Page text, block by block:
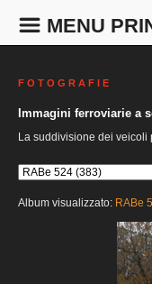
MENU
F O T O G R A F I E
Immagini ferroviarie a
La suddivisione dei
Album visualizzato: RABe